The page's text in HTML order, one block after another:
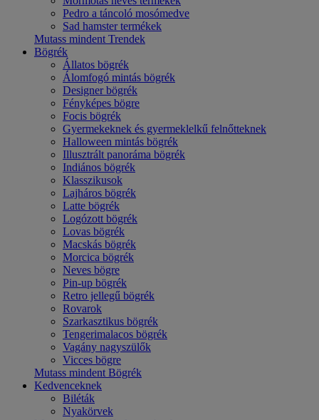
Pedro a táncoló mosómedve
Sad hamster termékek
Mutass mindent Trendek
Bögrék
Állatos bögrék
Álomfogó mintás bögrék
Designer bögrék
Fényképes bögre
Focis bögrék
Gyermekeknek és gyermeklelkű felnőtteknek
Halloween mintás bögrék
Illusztrált panoráma bögrék
Indiános bögrék
Klasszikusok
Lajháros bögrék
Latte bögrék
Logózott bögrék
Lovas bögrék
Macskás bögrék
Morcica bögrék
Neves bögre
Pin-up bögrék
Retro jellegű bögrék
Rovarok
Szarkasztikus bögrék
Tengerimalacos bögrék
Vagány nagyszülők
Vicces bögre
Mutass mindent Bögrék
Kedvenceknek
Biléták
Nyakörvek